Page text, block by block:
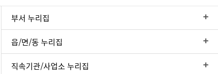
부서 누리집
읍/면/동 누리집
직속기관/사업소 누리집